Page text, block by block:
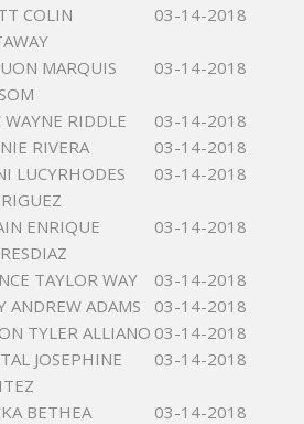
COLIN
03-14-2018
MARQUIS
03-14-2018
WAYNE RIDDLE
03-14-2018
RIVERA
03-14-2018
LUCYRHODES
03-14-2018
ENRIQUE
03-14-2018
TAYLOR WAY
03-14-2018
ANDREW ADAMS
03-14-2018
TYLER ALLIANO 03-14-2018
JOSEPHINE
03-14-2018
BETHEA
03-14-2018